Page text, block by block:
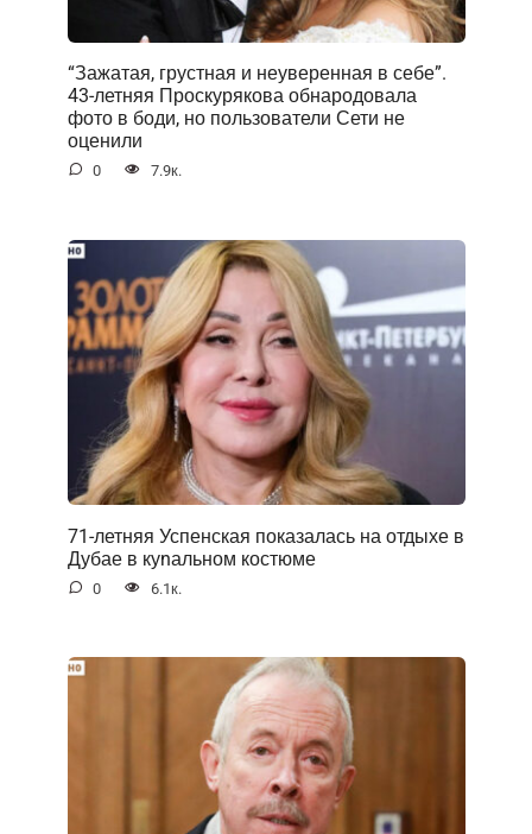
“Зажатая, грустная и неуверенная в себе”.
43-летняя Проскурякова обнародовала
фото в боди, но пользователи Сети не
оценили
0 7.9к.
71-летняя Успенская показалась на отдыхе в
Дубае в куnальном костюме
0 6.1к.